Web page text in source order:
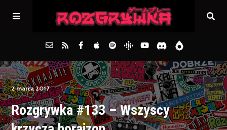
Główna
Archiwum
2 marca 2017
Rozgrywka #133 – Wszyscy